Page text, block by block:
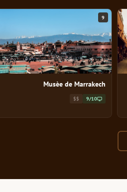
9
Musèe de Marrakech
9/10
$$